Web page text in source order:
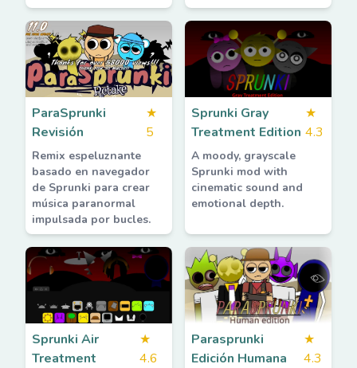
ParaSprunki
Revisión
★
5
Remix espeluznante
basado en navegador
de Sprunki para crear
música paranormal
impulsada por bucles.
Sprunki Gray
Treatment Edition
★
4.3
A moody, grayscale
Sprunki mod with
cinematic sound and
emotional depth.
Sprunki Air
Treatment
★
4.6
Parasprunki
Edición Humana
★
4.3